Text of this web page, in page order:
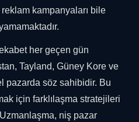
kampanyaları bile
her geçen gün
Tayland, Güney Kore ve
pazarda söz sahibidir. Bu
için farklılaşma stratejileri
niş pazar